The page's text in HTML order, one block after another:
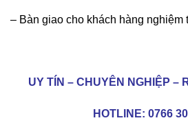
– Bàn giao cho khách hàng nghiệm
UY TÍN – CHUYÊN NGHIỆP –
HOTLINE: 0766